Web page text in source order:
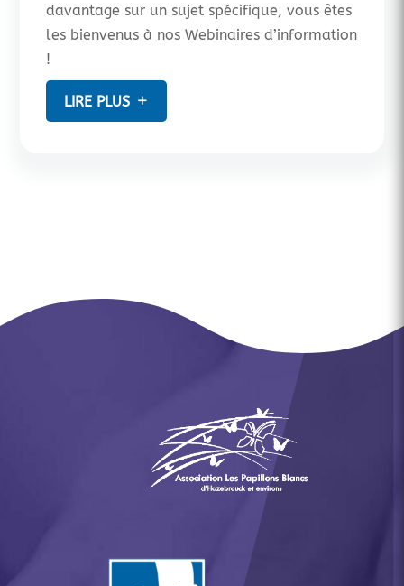
davantage sur un sujet spécifique, vous êtes
les bienvenus à nos Webinaires d’information
!
LIRE PLUS